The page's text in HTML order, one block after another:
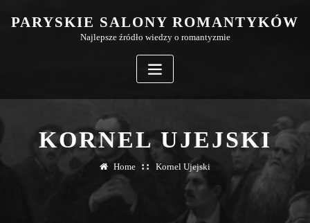
PARYSKIE SALONY ROMANTYKÓW
Najlepsze źródło wiedzy o romantyzmie
KORNEL UJEJSKI
Home Kornel Ujejski